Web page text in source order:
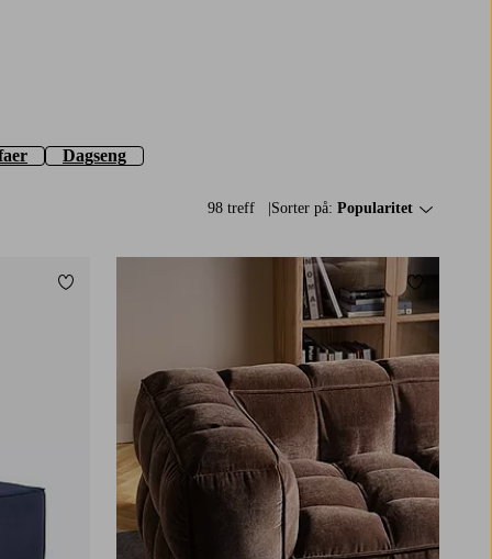
Dagseng
98 treff Sorter på: Popularitet
Legg til favoritter Legg til